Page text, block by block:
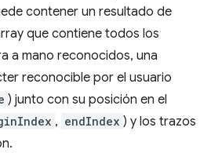
contener un resultado de
que contiene todos los
a mano reconocidos, una
reconocible por el usuario
) junto con su posición en el
, endIndex ) y los trazos